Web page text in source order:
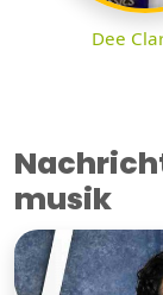
Dee
musik